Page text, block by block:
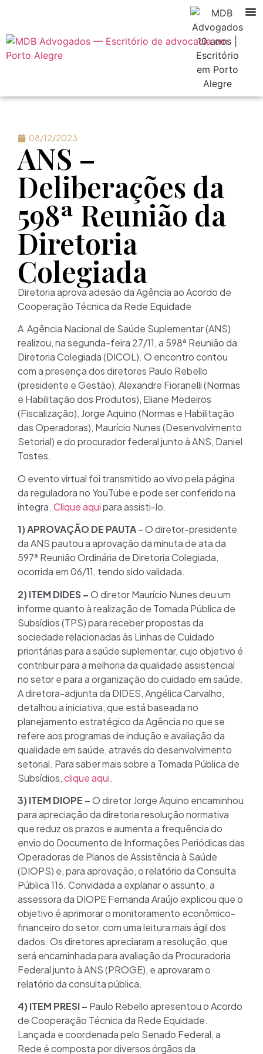
08/12/2023
ANS –
Deliberações da
598ª Reunião da
Diretoria
Colegiada
Diretoria aprova adesão da Agência ao Acordo de
Cooperação Técnica da Rede Equidade
A Agência Nacional de Saúde Suplementar (ANS)
realizou, na segunda-feira 27/11, a 598ª Reunião da
Diretoria Colegiada (DICOL). O encontro contou
com a presença dos diretores Paulo Rebello
(presidente e Gestão), Alexandre Fioranelli (Normas
e Habilitação dos Produtos), Eliane Medeiros
(Fiscalização), Jorge Aquino (Normas e Habilitação
das Operadoras), Maurício Nunes (Desenvolvimento
Setorial) e do procurador federal junto à ANS, Daniel
Tostes.
O evento virtual foi transmitido ao vivo pela página
da reguladora no YouTube e pode ser conferido na
íntegra. Clique aquipara assisti-lo.
1) APROVAÇÃO DE PAUTA– O diretor-presidente
da ANS pautou a aprovação da minuta de ata da
597ª Reunião Ordinária de Diretoria Colegiada,
ocorrida em 06/11, tendo sido validada.
2) ITEM DIDES –O diretor Maurício Nunes deu um
informe quanto à realização de Tomada Pública de
Subsídios (TPS) para receber propostas da
sociedade relacionadas às Linhas de Cuidado
prioritárias para a saúde suplementar, cujo objetivo é
contribuir para a melhoria da qualidade assistencial
no setor e para a organização do cuidado em saúde.
A diretora-adjunta da DIDES, Angélica Carvalho,
detalhou a iniciativa, que está baseada no
planejamento estratégico da Agência no que se
refere aos programas de indução e avaliação da
qualidade em saúde, através do desenvolvimento
setorial. Para saber mais sobre a Tomada Pública de
Subsídios,clique aqui.
3) ITEM DIOPE –O diretor Jorge Aquino encaminhou
para apreciação da diretoria resolução normativa
que reduz os prazos e aumenta a frequência do
envio do Documento de Informações Periódicas das
Operadoras de Planos de Assistência à Saúde
(DIOPS) e, para aprovação, o relatório da Consulta
Pública 116. Convidada a explanar o assunto, a
assessora da DIOPE Fernanda Araújo explicou que o
objetivo é aprimorar o monitoramento econômico-
financeiro do setor, com uma leitura mais ágil dos
dados. Os diretores apreciaram a resolução, que
será encaminhada para avaliação da Procuradoria
Federal junto à ANS (PROGE), e aprovaram o
relatório da consulta pública.
4) ITEM PRESI – Paulo Rebello apresentou o Acordo
de Cooperação Técnica da Rede Equidade.
Lançada e coordenada pelo Senado Federal, a
Rede é composta por diversos órgãos da